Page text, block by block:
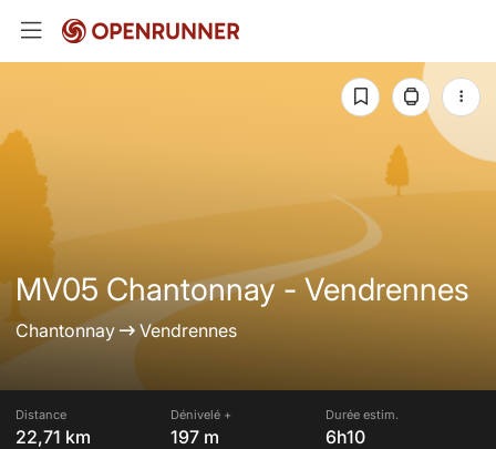
MV05 Chantonnay - Vendrennes
Chantonnay Vendrennes
Distance
22,71 km
Dénivelé +
197 m
Durée estim.
6h10